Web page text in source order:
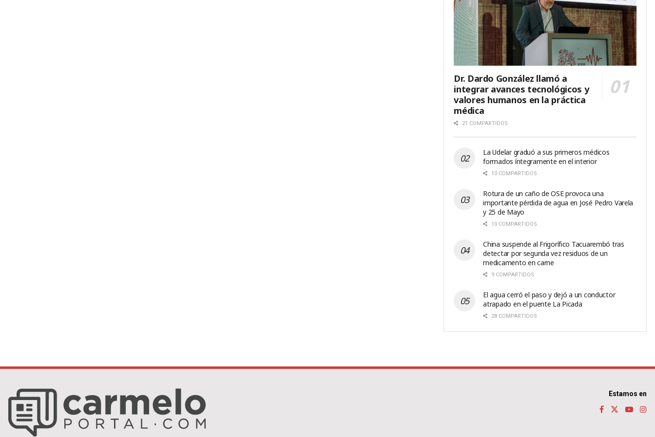
Dr. Dardo González llamó a
integrar avances tecnológicos y
valores humanos en la práctica
médica
21 COMPARTIDOS
La Udelar graduó a sus primeros médicos
formados íntegramente en el interior
10 COMPARTIDOS
Rotura de un caño de OSE provoca una
importante pérdida de agua en José Pedro Varela
y 25 de Mayo
10 COMPARTIDOS
China suspende al Frigorífico Tacuarembó tras
detectar por segunda vez residuos de un
medicamento en carne
9 COMPARTIDOS
El agua cerró el paso y dejó a un conductor
atrapado en el puente La Picada
28 COMPARTIDOS
Estamos en